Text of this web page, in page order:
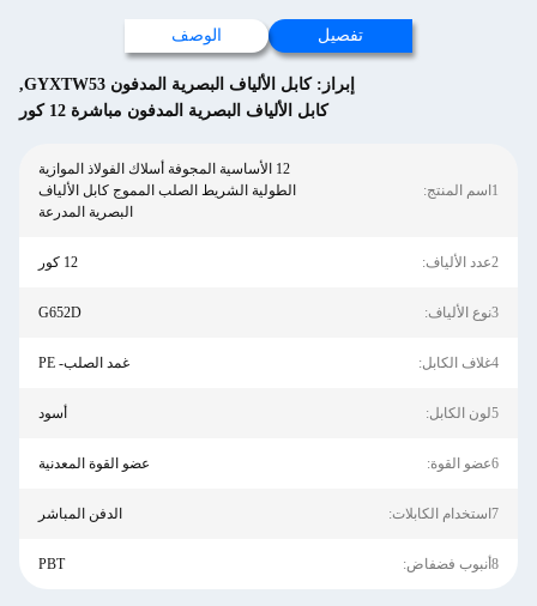
تفصيل الوصف
إبراز:كابل الألياف البصرية المدفون GYXTW53
,
كابل الألياف البصرية المدفون مباشرة 12 كور
1اسم المنتج:
12 الأساسية المجوفة أسلاك الفولاذ الموازية
الطولية الشريط الصلب المموج كابل الألياف
البصرية المدرعة
2عدد الألياف: 12 كور
3نوع الألياف: G652D
4غلاف الكابل: غمد الصلب- PE
5لون الكابل: أسود
6عضو القوة: عضو القوة المعدنية
7استخدام الكابلات: الدفن المباشر
8أنبوب فضفاض: PBT